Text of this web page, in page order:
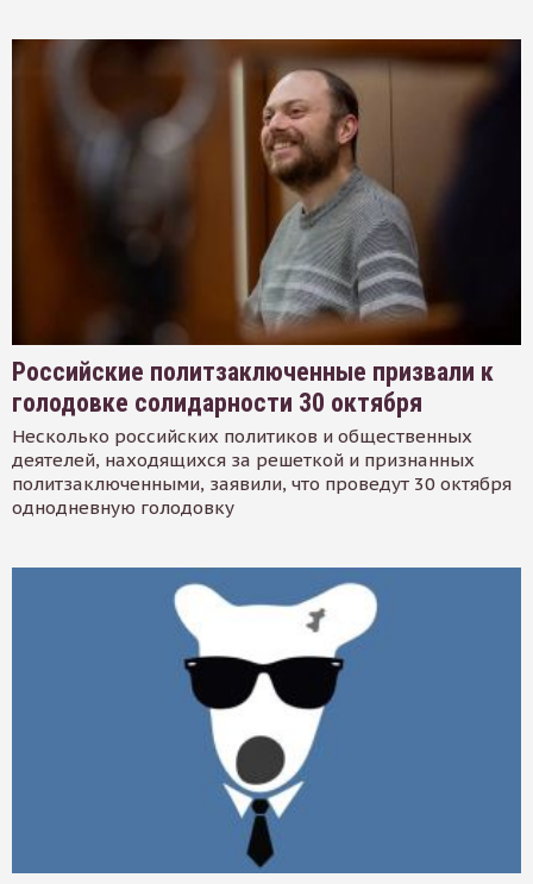
Российские политзаключенные призвали к
голодовке солидарности 30 октября
Несколько российских политиков и общественных
деятелей, находящихся за решеткой и признанных
политзаключенными, заявили, что проведут 30 октября
однодневную голодовку